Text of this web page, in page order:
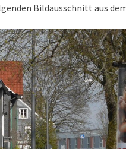
Bildausschnitt aus